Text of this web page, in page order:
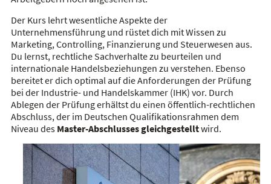
Der Kurs lehrt wesentliche Aspekte der
Unternehmensführung und rüstet dich mit Wissen zu
Marketing, Controlling, Finanzierung und Steuerwesen aus.
Du lernst, rechtliche Sachverhalte zu beurteilen und
internationale Handelsbeziehungen zu verstehen. Ebenso
bereitet er dich optimal auf die Anforderungen der Prüfung
bei der Industrie- und Handelskammer (IHK) vor. Durch
Ablegen der Prüfung erhältst du einen öffentlich-rechtlichen
Abschluss, der im Deutschen Qualifikationsrahmen dem
Niveau des Master-Abschlusses gleichgestelltwird.